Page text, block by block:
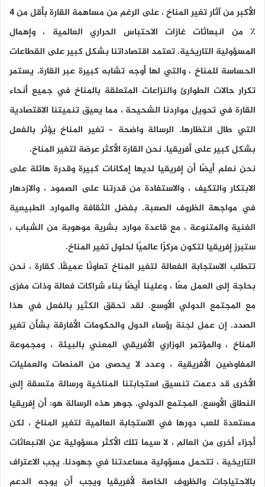
الأكبر من آثار تغير المناخ ، على الرغم من مساهمة القارة بأقل من 4
٪ من انبعاثات غازات الاحتباس الحراري العالمية ، وإهمال
المسؤولية التاريخية. تعتمد اقتصاداتنا بشكل كبير على القطاعات
الحساسة للمناخ ، والتي لها أوجه تشابه كبيرة عبر القارة. يستمر
تكرار حالات الطوارئ والنزاعات المتعلقة بالمناخ في جميع أنحاء
القارة في تحويل مواردنا الشحيحة ، مما يعيق تنميتنا الاقتصادية
التي طال انتظارها. الرسالة واضحة – تغير المناخ يؤثر بالفعل
بشكل كبير على أفريقيا. نحن القارة الأكثر عرضة لتغير المناخ.
نحن نعلم أيضًا أن إفريقيا لديها إمكانات كبيرة وقدرة هائلة على
الابتكار والتكيف ، والاستفادة من قدرتنا على الصمود ، والازدهار
في مواجهة الظروف الصعبة. بفضل الثقافة والموارد الطبيعية
الغنية والمتنوعة ، مع قاعدة موارد بشرية موهوبة من الشباب ،
ستبرز إفريقيا لتكون مركزًا عالميًا لحلول تغير المناخ.
تتطلب الاستجابة الفعالة لتغير المناخ تعاونًا عميقًا. كقارة ، نحن
بحاجة إلى العمل معًا ، وعلينا أيضًا بناء شراكات فعالة وذات مغزى
مع المجتمع الدولي الأوسع. لقد تحقق الكثير بالفعل في هذا
الصدد. إن عمل لجنة رؤساء الدول والحكومات الأفارقة بشأن تغير
المناخ ، والمؤتمر الوزاري الأفريقي المعني بالبيئة ، ومجموعة
المفاوضين الأفريقية ، وعدد لا يحصى من المنصات والعمليات
الأخرى قد دعمت تنسيق استجابتنا المناخية ورسالة متسقة إلى
النطاق الأوسع. المجتمع الدولي. جوهر هذه الرسالة هو: أن إفريقيا
مستعدة للعب دورها في الاستجابة العالمية لتغير المناخ ، لكن
أجزاء أخرى من العالم ، لا سيما تلك الأكثر مسؤولية عن الانبعاثات
التاريخية ، تتحمل مسؤولية مساعدتنا في جهودنا. يجب الاعتراف
بالاحتياجات والظروف الخاصة لأفريقيا ويجب أن يوجه الدعم